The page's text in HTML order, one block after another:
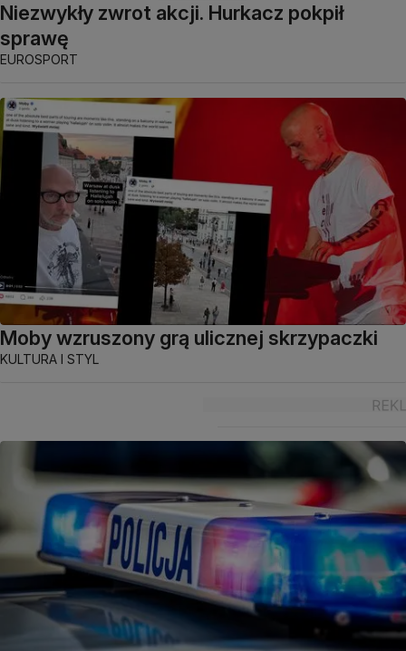
Niezwykły zwrot akcji. Hurkacz pokpił
sprawę
EUROSPORT
Moby wzruszony grą ulicznej skrzypaczki
KULTURA I STYL